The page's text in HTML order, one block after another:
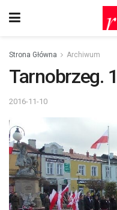
Strona Główna Archiwum
Tarnobrzeg.
2016-11-10